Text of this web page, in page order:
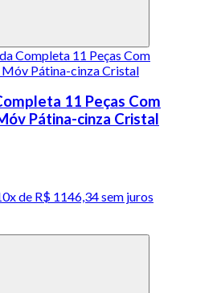
11 Peças Com
Pátina-cinza Cristal
de R$ 1146,34 sem juros